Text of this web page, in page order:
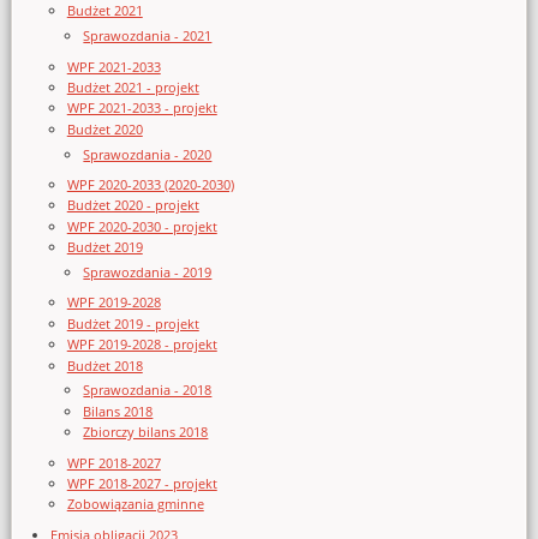
Budżet 2021
Sprawozdania - 2021
WPF 2021-2033
Budżet 2021 - projekt
WPF 2021-2033 - projekt
Budżet 2020
Sprawozdania - 2020
WPF 2020-2033 (2020-2030)
Budżet 2020 - projekt
WPF 2020-2030 - projekt
Budżet 2019
Sprawozdania - 2019
WPF 2019-2028
Budżet 2019 - projekt
WPF 2019-2028 - projekt
Budżet 2018
Sprawozdania - 2018
Bilans 2018
Zbiorczy bilans 2018
WPF 2018-2027
WPF 2018-2027 - projekt
Zobowiązania gminne
Emisja obligacji 2023